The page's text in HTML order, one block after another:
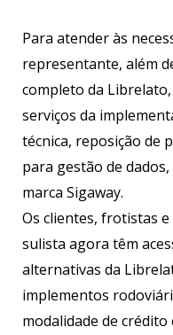
Para atender às
representante, além
completo da
serviços da
técnica, reposição de
para gestão de
marca Sigaway.
Os clientes, frotistas
sulista agora têm
alternativas da
implementos
modalidade de